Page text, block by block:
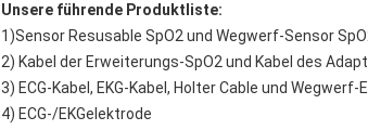
Unsere führende Produktliste:
1)Sensor Resusable SpO2 und Wegwerf-Sensor
2) Kabel der Erweiterungs-SpO2 und Kabel des
3) ECG-Kabel, EKG-Kabel, Holter Cable und Wegwerf-
4) ECG-/EKGelektrode